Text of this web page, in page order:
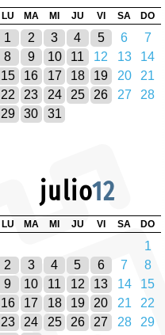
LU MA MI JU VI SA DO
1 2 3 4 5 6
7
8
9 10 11 12 13
14
15
16 17 18 19 20
21
22
23 24 25 26 27
28
29
30 31
julio12
LU MA MI JU VI SA DO
1
2
3 4 5 6 7
8
9
10 11 12 13 14
15
16
17 18 19 20 21
22
23
24 25 26 27 28
29